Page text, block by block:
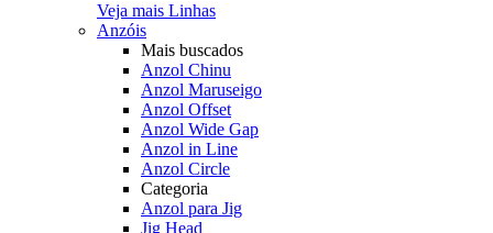
Veja mais Linhas
Anzóis
Mais buscados
Anzol Chinu
Anzol Maruseigo
Anzol Offset
Anzol Wide Gap
Anzol in Line
Anzol Circle
Categoria
Anzol para Jig
Jig Head